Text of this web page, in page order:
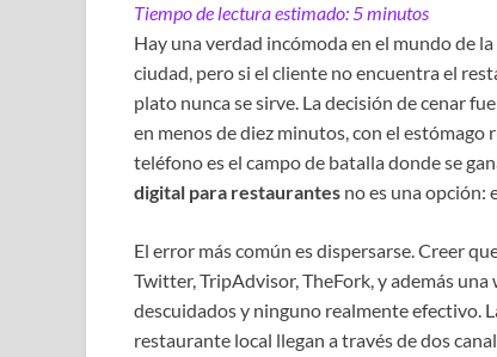
Tiempo de lectura estimado:5minutos
Hay una verdad incómoda en el mundo de
ciudad, pero si el cliente no encuentra el
plato nunca se sirve. La decisión de cenar
en menos de diez minutos, con el estómago
teléfono es el campo de batalla donde se
digital para restaurantes no es una opción:
El error más común es dispersarse. Creer
Twitter, TripAdvisor, TheFork, y además
descuidados y ninguno realmente efectivo.
restaurante local llegan a través de dos